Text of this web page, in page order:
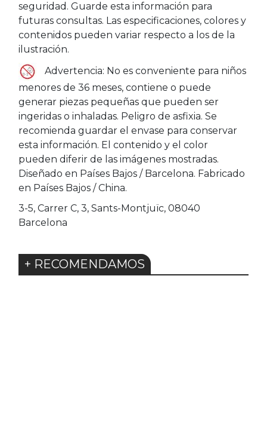
seguridad. Guarde esta información para
futuras consultas. Las especificaciones, colores y
contenidos pueden variar respecto a los de la
ilustración.
Advertencia: No es conveniente para niños
menores de 36 meses, contiene o puede
generar piezas pequeñas que pueden ser
ingeridas o inhaladas. Peligro de asfixia. Se
recomienda guardar el envase para conservar
esta información. El contenido y el color
pueden diferir de las imágenes mostradas.
Diseñado en Países Bajos / Barcelona. Fabricado
en Países Bajos / China.
3-5, Carrer C, 3, Sants-Montjuïc, 08040
Barcelona
+ RECOMENDAMOS